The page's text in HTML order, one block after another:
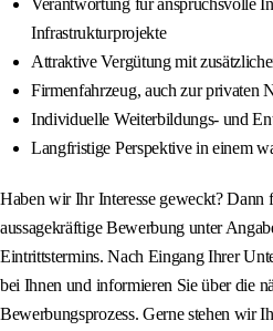
Verantwortung für anspruchsvolle
Infrastrukturprojekte
Attraktive Vergütung mit
Firmenfahrzeug, auch zur privaten
Individuelle Weiterbildungs- und
Langfristige Perspektive in einem
Haben wir Ihr Interesse geweckt? Dann
aussagekräftige Bewerbung unter
Eintrittstermins. Nach Eingang Ihrer
bei Ihnen und informieren Sie über die
Bewerbungsprozess. Gerne stehen wir